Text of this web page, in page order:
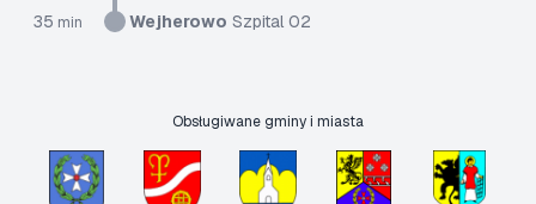
35 min Wejherowo Szpital 02
Obsługiwane gminy i miasta